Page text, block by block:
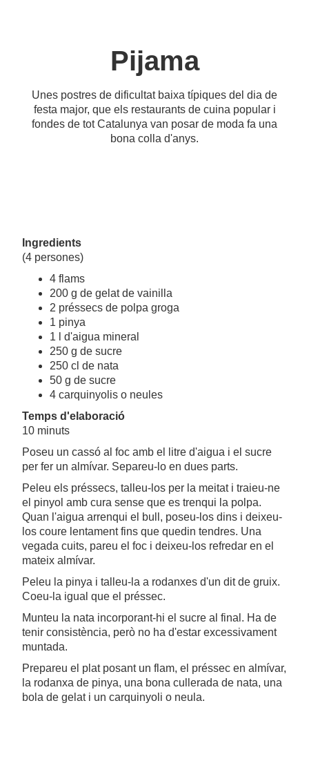
Pijama
Unes postres de dificultat baixa típiques del dia de
festa major, que els restaurants de cuina popular i
fondes de tot Catalunya van posar de moda fa una
bona colla d'anys.
Ingredients
(4 persones)
4 flams
200 g de gelat de vainilla
2 préssecs de polpa groga
1 pinya
1 l d'aigua mineral
250 g de sucre
250 cl de nata
50 g de sucre
4 carquinyolis o neules
Temps d'elaboració
10 minuts
Poseu un cassó al foc amb el litre d'aigua i el sucre
per fer un almívar. Separeu-lo en dues parts.
Peleu els préssecs, talleu-los per la meitat i traieu-ne
el pinyol amb cura sense que es trenqui la polpa.
Quan l'aigua arrenqui el bull, poseu-los dins i deixeu-
los coure lentament fins que quedin tendres. Una
vegada cuits, pareu el foc i deixeu-los refredar en el
mateix almívar.
Peleu la pinya i talleu-la a rodanxes d'un dit de gruix.
Coeu-la igual que el préssec.
Munteu la nata incorporant-hi el sucre al final. Ha de
tenir consistència, però no ha d'estar excessivament
muntada.
Prepareu el plat posant un flam, el préssec en almívar,
la rodanxa de pinya, una bona cullerada de nata, una
bola de gelat i un carquinyoli o neula.